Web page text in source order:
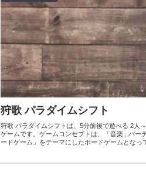
狩歌 パラダイムシフト
狩歌 パラダイムシフトは、5分前後で遊べる 2人
ゲームです。ゲームコンセプトは、「音楽 , パー
ードゲーム」をテーマにしたボードゲームとなっ